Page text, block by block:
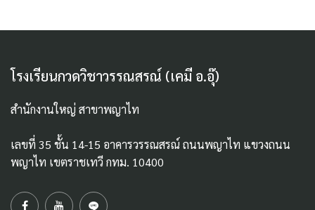
โรงเรียนกวดวิชาวรรณสรณ์ (เคมี อ.อุ๊)
สำนักงานใหญ่ สาขาพญาไท
เลขที่ 35 ชั้น 14-15 อาคารวรรณสรณ์ ถนนพญาไท แขวงถนน
พญาไท เขตราชเทวี กทม. 10400